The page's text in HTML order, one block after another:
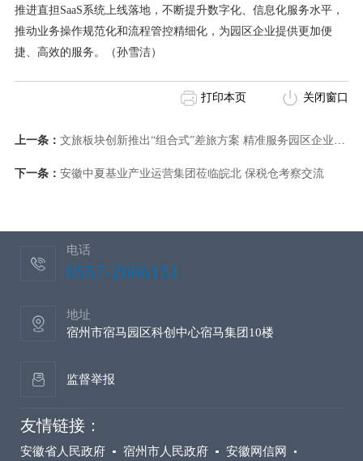
推进直担 SaaS系统上线落地，不断提升数字化、信息化服务水平，
推动业务操作规范化和流程管控精细化，为园区企业提供更加便
捷、高效的服务。
（孙雪洁）
打印本页 关闭窗口
上一条： 文旅板块创新推出“组合式”差旅方案 精准服务园区企业多元需求
下一条： 安徽中夏基业产业运营集团莅临皖北 保税仓考察交流
电话
0557-2666151
地址
宿州市宿马园区科创中心宿马集团10楼
监督举报
友情链接：
安徽省人民政府 宿州市人民政府 安徽网信网